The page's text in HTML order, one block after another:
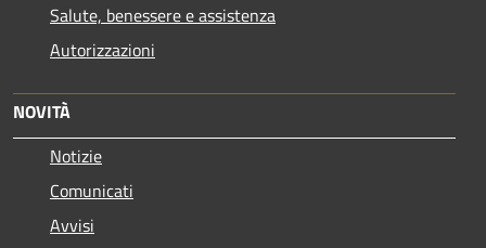
Salute, benessere e assistenza
Autorizzazioni
NOVITÀ
Notizie
Comunicati
Avvisi